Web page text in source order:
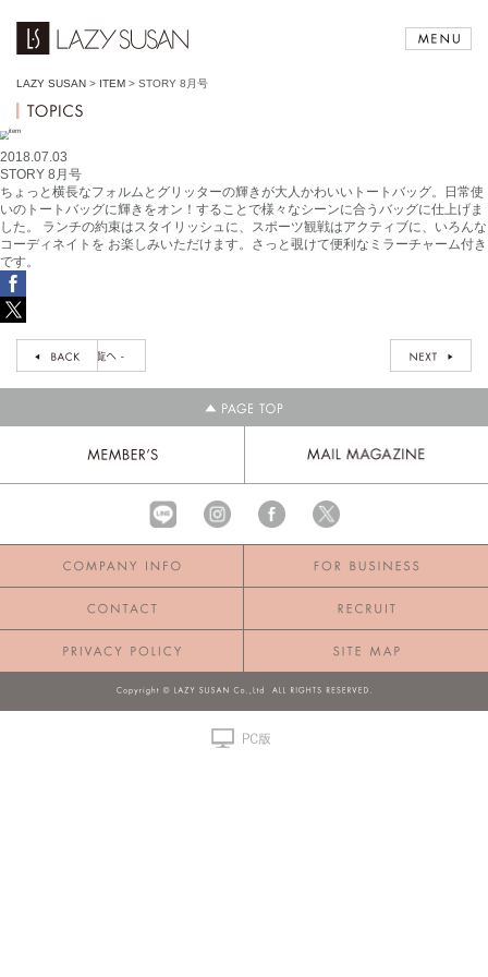
LAZY SUSAN > ITEM > STORY 8月号
2018.07.03
STORY 8月号
ちょっと横長なフォルムとグリッターの輝きが大人かわいいトートバッグ。日常使
いのトートバッグに輝きをオン！することで様々なシーンに合うバッグに仕上げま
した。 ランチの約束はスタイリッシュに、スポーツ観戦はアクティブに、いろんな
コーディネイトを お楽しみいただけます。さっと覗けて便利なミラーチャーム付き
です。